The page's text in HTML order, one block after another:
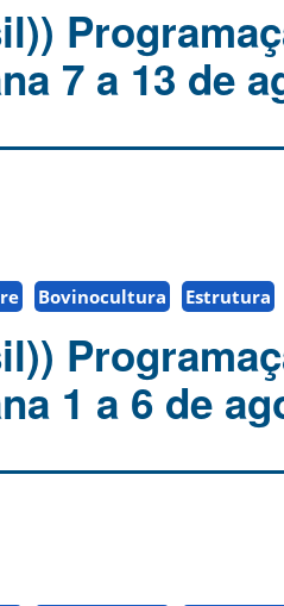
7 a 13 de
Bovinocultura Estrutura
1 a 6 de